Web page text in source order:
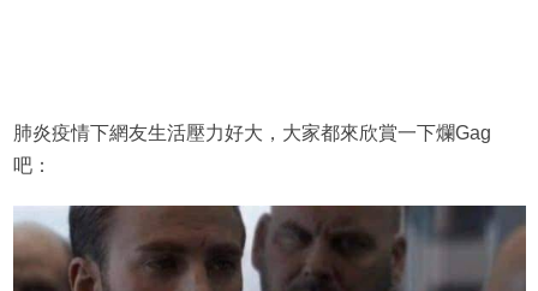
肺炎疫情下網友生活壓力好大，大家都來欣賞一下爛Gag
吧：